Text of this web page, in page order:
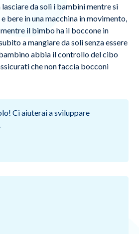
da soli i bambini mentre si
bere in una macchina in movimento,
il bimbo ha il boccone in
a mangiare da soli senza essere
abbia il controllo del cibo
che non faccia bocconi
Ci aiuterai a sviluppare